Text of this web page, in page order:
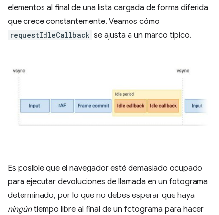
elementos al final de una lista cargada de forma diferida
que crece constantemente. Veamos cómo
requestIdleCallback se ajusta a un marco típico.
Es posible que el navegador esté demasiado ocupado
para ejecutar devoluciones de llamada en un fotograma
determinado, por lo que no debes esperar que haya
ningúntiempo libre al final de un fotograma para hacer